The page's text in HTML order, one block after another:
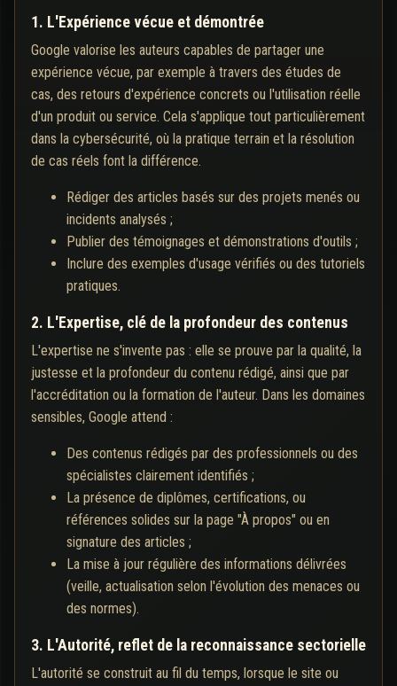
1. L'Expérience vécue et démontrée
Google valorise les auteurs capables de partager une
expérience vécue, par exemple à travers des études de
cas, des retours d'expérience concrets ou l'utilisation réelle
d'un produit ou service. Cela s'applique tout particulièrement
dans la cybersécurité, où la pratique terrain et la résolution
de cas réels font la différence.
Rédiger des articles basés sur des projets menés ou
incidents analysés ;
Publier des témoignages et démonstrations d'outils ;
Inclure des exemples d'usage vérifiés ou des tutoriels
pratiques.
2. L'Expertise, clé de la profondeur des contenus
L'expertise ne s'invente pas : elle se prouve par la qualité, la
justesse et la profondeur du contenu rédigé, ainsi que par
l'accréditation ou la formation de l'auteur. Dans les domaines
sensibles, Google attend :
Des contenus rédigés par des professionnels ou des
spécialistes clairement identifiés ;
La présence de diplômes, certifications, ou
références solides sur la page "À propos" ou en
signature des articles ;
La mise à jour régulière des informations délivrées
(veille, actualisation selon l'évolution des menaces ou
des normes).
3. L'Autorité, reflet de la reconnaissance sectorielle
L'autorité se construit au fil du temps, lorsque le site ou